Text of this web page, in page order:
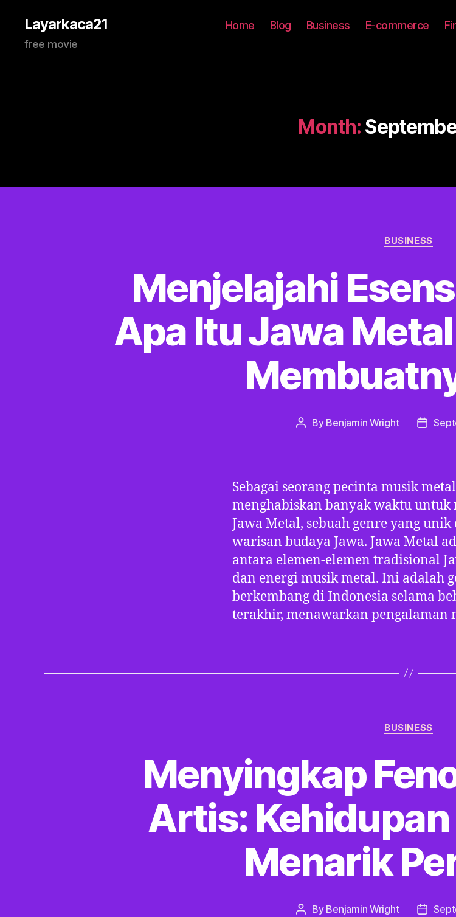
Layarkaca21
free movie
Home Blog Business E-commerce
Month:
Categories
BUSINESS
Menjelajahi
Apa Itu Jawa
Post
By Benjamin Wright
Post
Sebagai seorang pecinta musik
menghabiskan banyak waktu
Jawa Metal, sebuah genre yang
warisan budaya Jawa. Jawa Metal
antara elemen-elemen tradisional
dan energi musik metal. Ini adalah
berkembang di Indonesia selama
terakhir, menawarkan pengalaman
Categories
BUSINESS
Menyingkap
Artis: Kehidupan
Menarik
Post
By Benjamin Wright
Post